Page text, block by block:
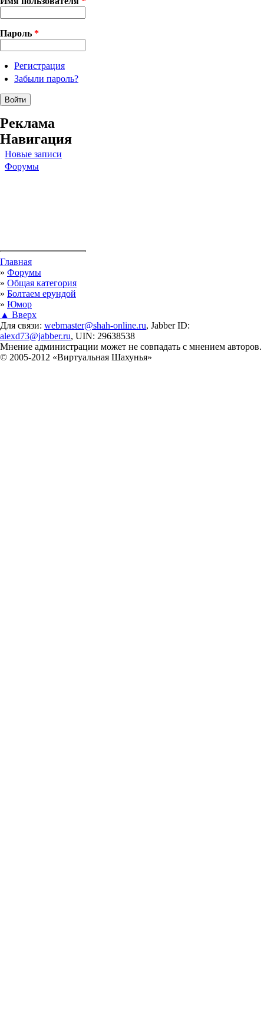
Пароль *
Регистрация
Забыли пароль?
Реклама
Навигация
Новые записи
Форумы
Вы здесь
Главная
» Форумы
» Общая категория
» Болтаем ерундой
» Юмор
▲ Вверх
Для связи: webmaster@shah-online.ru, Jabber ID:
alexd73@jabber.ru, UIN: 29638538
Мнение администрации может не совпадать с мнением авторов.
© 2005-2012 «Виртуальная Шахунья»